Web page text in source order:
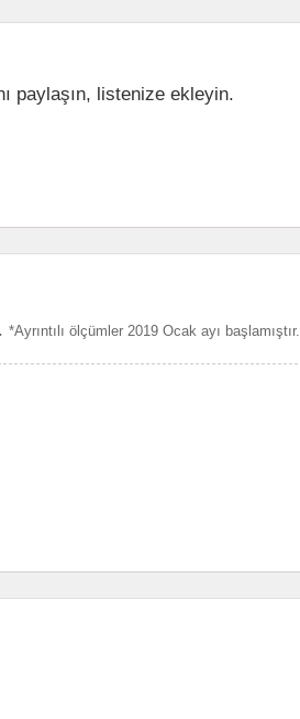
paylaşın, listenize ekleyin.
*Ayrıntılı ölçümler 2019 Ocak ayı başlamıştır.